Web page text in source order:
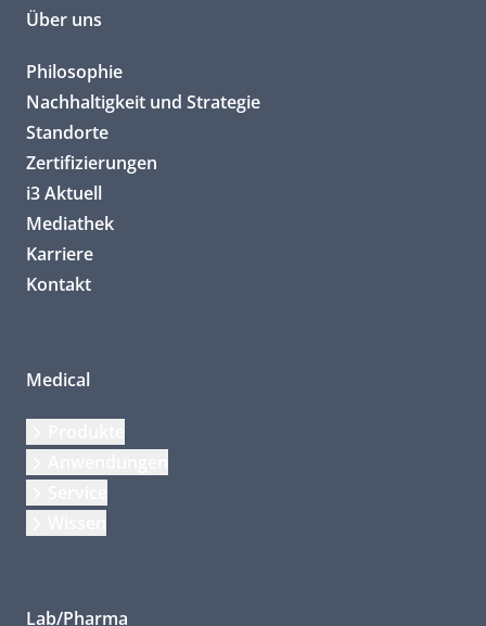
Über uns
Philosophie
Nachhaltigkeit und Strategie
Standorte
Zertifizierungen
i3 Aktuell
Mediathek
Karriere
Kontakt
Medical
Lab/Pharma